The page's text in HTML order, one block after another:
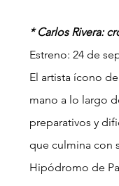
* Carlos Rivera:
Estreno: 24 de
El artista ícono
mano a lo largo
preparativos y
que culmina con
Hipódromo de